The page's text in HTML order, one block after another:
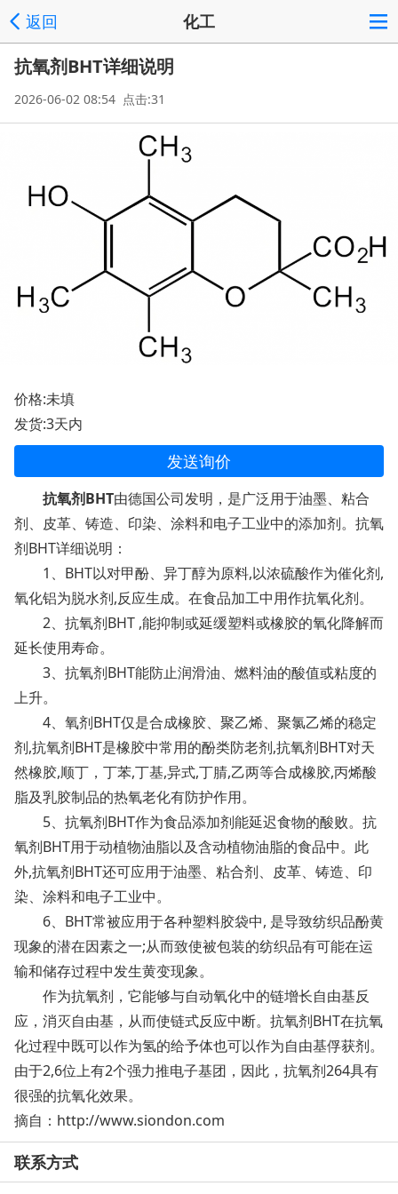
返回 化工
抗氧剂BHT详细说明
2026-06-02 08:54 点击:31
价格:未填
发货:3天内
发送询价
抗氧剂BHT由德国公司发明，是广泛用于油墨、粘合
剂、皮革、铸造、印染、涂料和电子工业中的添加剂。抗氧
剂BHT详细说明：
1、BHT以对甲酚、异丁醇为原料,以浓硫酸作为催化剂,
氧化铝为脱水剂,反应生成。在食品加工中用作抗氧化剂。
2、抗氧剂BHT ,能抑制或延缓塑料或橡胶的氧化降解而
延长使用寿命。
3、抗氧剂BHT能防止润滑油、燃料油的酸值或粘度的
上升。
4、氧剂BHT仅是合成橡胶、聚乙烯、聚氯乙烯的稳定
剂,抗氧剂BHT是橡胶中常用的酚类防老剂,抗氧剂BHT对天
然橡胶,顺丁，丁苯,丁基,异式,丁腈,乙两等合成橡胶,丙烯酸
脂及乳胶制品的热氧老化有防护作用。
5、抗氧剂BHT作为食品添加剂能延迟食物的酸败。抗
氧剂BHT用于动植物油脂以及含动植物油脂的食品中。此
外,抗氧剂BHT还可应用于油墨、粘合剂、皮革、铸造、印
染、涂料和电子工业中。
6、BHT常被应用于各种塑料胶袋中, 是导致纺织品酚黄
现象的潜在因素之一;从而致使被包装的纺织品有可能在运
输和储存过程中发生黄变现象。
作为抗氧剂，它能够与自动氧化中的链增长自由基反
应，消灭自由基，从而使链式反应中断。抗氧剂BHT在抗氧
化过程中既可以作为氢的给予体也可以作为自由基俘获剂。
由于2,6位上有2个强力推电子基团，因此，抗氧剂264具有
很强的抗氧化效果。
摘自：http://www.siondon.com
联系方式